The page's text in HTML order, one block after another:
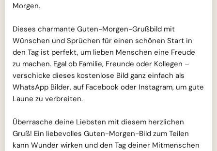
Morgen.
Dieses charmante Guten-Morgen-Grußbild mit
Wünschen und Sprüchen für einen schönen Start in
den Tag ist perfekt, um lieben Menschen eine Freude
zu machen. Egal ob Familie, Freunde oder Kollegen –
verschicke dieses kostenlose Bild ganz einfach als
WhatsApp Bilder, auf Facebook oder Instagram, um gute
Laune zu verbreiten.
Überrasche deine Liebsten mit diesem herzlichen
Gruß! Ein liebevolles Guten-Morgen-Bild zum Teilen
kann Wunder wirken und den Tag deiner Mitmenschen